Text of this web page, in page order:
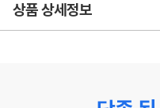
상품 상세정보